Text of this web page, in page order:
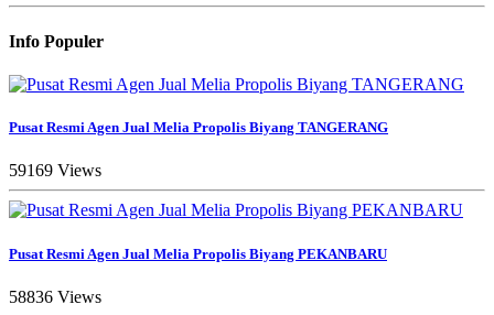
Info Populer
Pusat Resmi Agen Jual Melia Propolis Biyang TANGERANG
59169 Views
Pusat Resmi Agen Jual Melia Propolis Biyang PEKANBARU
58836 Views